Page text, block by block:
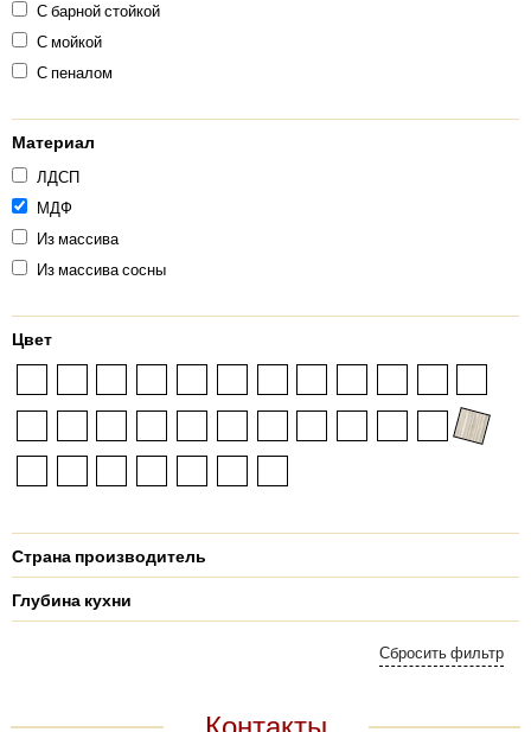
С барной стойкой
С мойкой
С пеналом
Материал
ЛДСП
МДФ
Из массива
Из массива сосны
Цвет
Страна производитель
Глубина кухни